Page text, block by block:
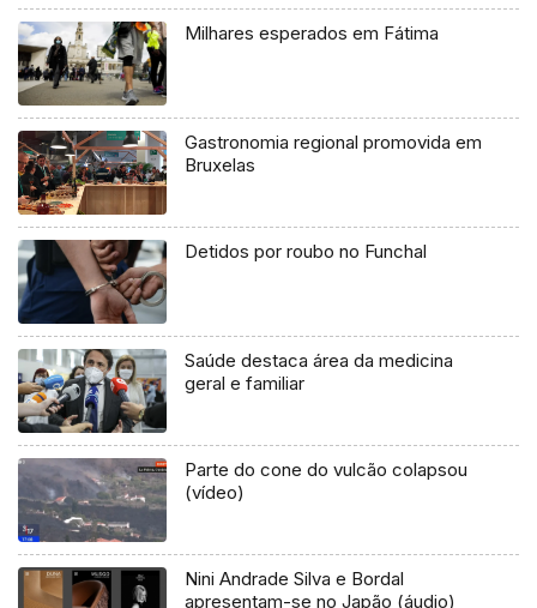
Milhares esperados em Fátima
Gastronomia regional promovida em
Bruxelas
Detidos por roubo no Funchal
Saúde destaca área da medicina
geral e familiar
Parte do cone do vulcão colapsou
(vídeo)
Nini Andrade Silva e Bordal
apresentam-se no Japão (áudio)